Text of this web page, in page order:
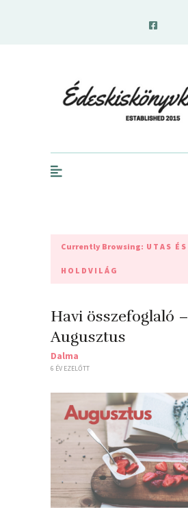
Currently Browsing: UTAS ÉS
HOLDVILÁG
Havi összefoglaló –
Augusztus
Dalma
6 ÉV EZELŐTT